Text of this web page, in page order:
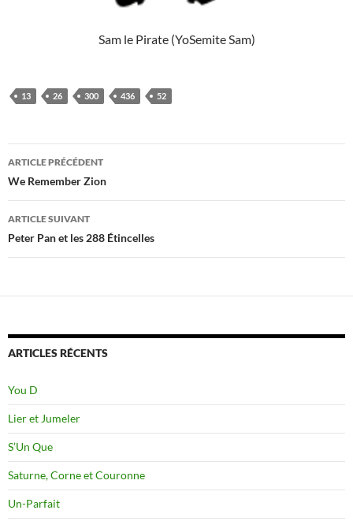
Sam le Pirate (YoSemite Sam)
13 26 300 436 52
Navigation
des
articles
ARTICLE PRÉCÉDENT
We Remember Zion
ARTICLE SUIVANT
Peter Pan et les 288 Étincelles
ARTICLES RÉCENTS
You D
Lier et Jumeler
S’Un Que
Saturne, Corne et Couronne
Un-Parfait